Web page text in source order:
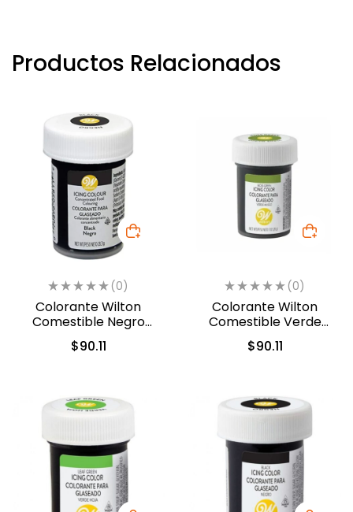
Productos Relacionados
(0)
Colorante Wilton
Comestible Negro
28.3gr. (610-981)
$90.11
(0)
Colorante Wilton
Comestible Verde
Musgo 28.3gr (04-0-
0049)
$90.11